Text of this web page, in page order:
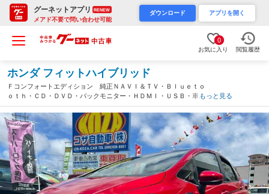
グーネットアプリ RENEW
メアド不要で問い合わせ可能
ダウンロード アプリを開く
0
お気に入り 閲覧履歴
ホンダ フィットハイブリッド
Ｆコンフォートエディション 純正ＮＡＶＩ＆ＴＶ・Ｂｌｕｅｔｏ
ｏｔｈ・ＣＤ・ＤＶＤ・バックモニター・ＨＤＭＩ・ＵＳＢ・車線
逸脱警報装置・横滑り防止装置・ホンダセンシング・ライトレベラ
イザー・シートヒーター・ビルトインＥＴＣ・（沖縄県）
もっと見る